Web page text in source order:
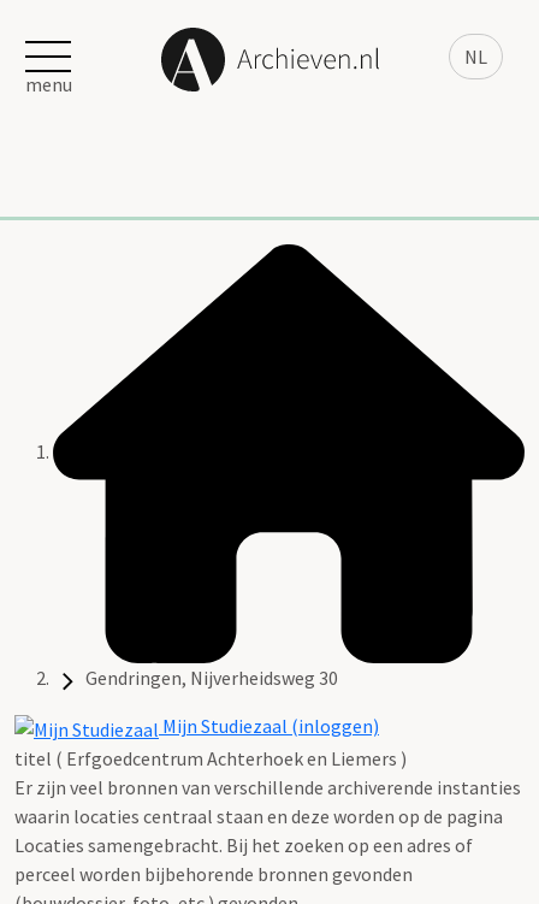
NL
menu
Gendringen, Nijverheidsweg 30
Mijn Studiezaal (inloggen)
titel ( Erfgoedcentrum Achterhoek en Liemers )
Er zijn veel bronnen van verschillende archiverende instanties
waarin locaties centraal staan en deze worden op de pagina
Locaties samengebracht. Bij het zoeken op een adres of
perceel worden bijbehorende bronnen gevonden